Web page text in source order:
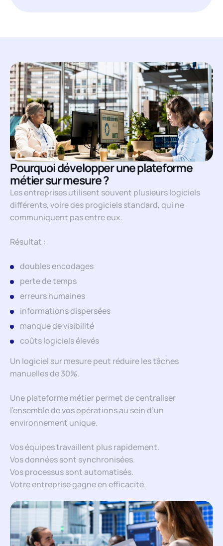
Pourquoi développer une plateforme
métier sur mesure ?
Les entreprises utilisent souvent plusieurs logiciels
différents, voire des progiciels standard, qui ne
communiquent pas entre eux.
Résultat :
doubles encodages
perte de temps
erreurs humaines
informations dispersées
manque de visibilité
coûts logiciels élevés
Un logiciel sur mesure peut réduire les tâches
manuelles de 30%.
Une plateforme métier permet de centraliser
l’ensemble de vos opérations au sein d’un
environnement unique.
Vos équipes travaillent plus rapidement.
Vos données sont synchronisées.
Vos processus sont automatisés.
Votre entreprise gagne en efficacité.